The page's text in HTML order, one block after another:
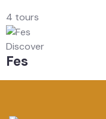
4 tours
Discover
Fes